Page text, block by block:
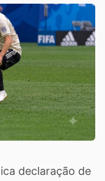
declaração de